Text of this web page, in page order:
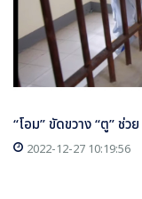
“โอม” ขัดขวาง “ตู” ช่ว
2022-12-27 10:19:56